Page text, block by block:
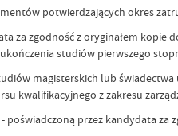
potwierdzających okres
za zgodność z oryginałem
ukończenia studiów
magisterskich lub
kwalifikacyjnego z zakresu
przez kandydata za